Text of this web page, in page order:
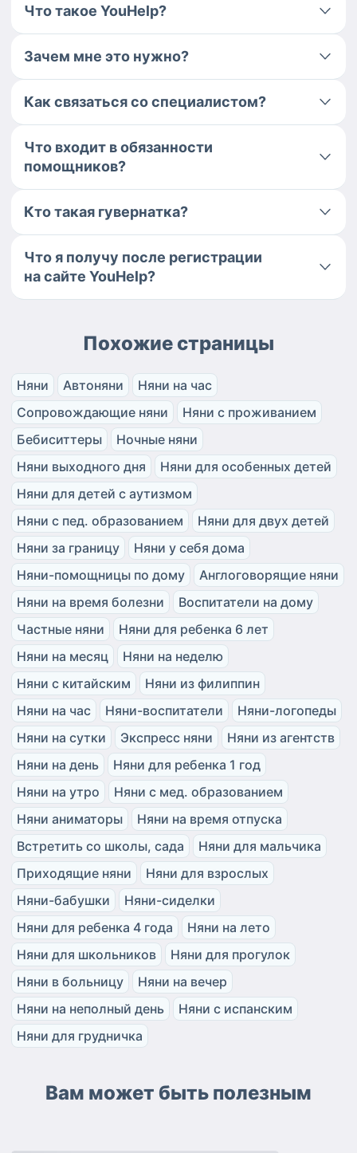
Что такое YouHelp?
Зачем мне это нужно?
Как связаться со специалистом?
Что входит в обязанности
помощников?
Кто такая гувернатка?
Что я получу после регистрации
на сайте YouHelp?
Похожие страницы
Няни Автоняни
Няни на час
Сопровождающие няни
Няни с проживанием
Бебиситтеры
Ночные няни
Няни выходного дня
Няни для особенных детей
Няни для детей с аутизмом
Няни с пед. образованием
Няни для двух детей
Няни за границу
Няни у себя дома
Няни-помощницы по дому
Англоговорящие няни
Няни на время болезни
Воспитатели на дому
Частные няни
Няни для ребенка 6 лет
Няни на месяц
Няни на неделю
Няни с китайским
Няни из филиппин
Няни на час
Няни-воспитатели
Няни-логопеды
Няни на сутки
Экспресс няни
Няни из агентств
Няни на день
Няни для ребенка 1 год
Няни на утро
Няни с мед. образованием
Няни аниматоры
Няни на время отпуска
Встретить со школы, сада
Няни для мальчика
Приходящие няни
Няни для взрослых
Няни-бабушки
Няни-сиделки
Няни для ребенка 4 года
Няни на лето
Няни для школьников
Няни для прогулок
Няни в больницу
Няни на вечер
Няни на неполный день
Няни с испанским
Няни для грудничка
Вам может быть полезным